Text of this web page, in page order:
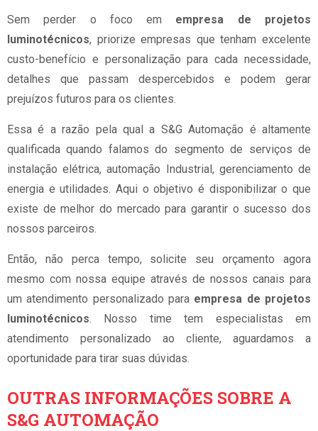
Sem perder o foco em empresa de projetos
luminotécnicos, priorize empresas que tenham excelente
custo-benefício e personalização para cada necessidade,
detalhes que passam despercebidos e podem gerar
prejuízos futuros para os clientes.
Essa é a razão pela qual a S&G Automação é altamente
qualificada quando falamos do segmento de serviços de
instalação elétrica, automação Industrial, gerenciamento de
energia e utilidades. Aqui o objetivo é disponibilizar o que
existe de melhor do mercado para garantir o sucesso dos
nossos parceiros.
Então, não perca tempo, solicite seu orçamento agora
mesmo com nossa equipe através de nossos canais para
um atendimento personalizado para empresa de projetos
luminotécnicos. Nosso time tem especialistas em
atendimento personalizado ao cliente, aguardamos a
oportunidade para tirar suas dúvidas.
OUTRAS INFORMAÇÕES SOBRE A
S&G AUTOMAÇÃO